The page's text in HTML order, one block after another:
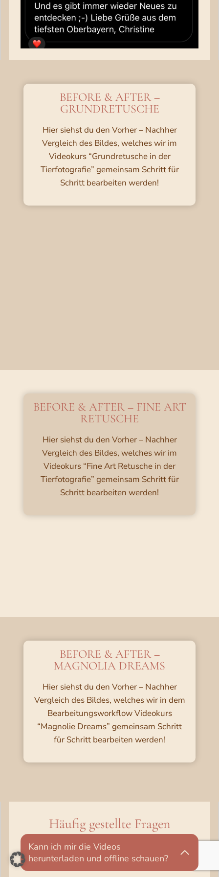
BEFORE & AFTER –
GRUNDRETUSCHE
Hier siehst du den Vorher – Nachher
Vergleich des Bildes, welches wir im
Videokurs “Grundretusche in der
Tierfotografie” gemeinsam Schritt für
Schritt bearbeiten werden!
BEFORE & AFTER – FINE ART
RETUSCHE
Hier siehst du den Vorher – Nachher
Vergleich des Bildes, welches wir im
Videokurs “Fine Art Retusche in der
Tierfotografie” gemeinsam Schritt für
Schritt bearbeiten werden!
BEFORE & AFTER –
MAGNOLIA DREAMS
Hier siehst du den Vorher – Nachher
Vergleich des Bildes, welches wir in dem
Bearbeitungsworkflow Videokurs
“Magnolie Dreams” gemeinsam Schritt
für Schritt bearbeiten werden!
Häufig gestellte Fragen
Kann ich mir die Videos
herunterladen und offline schauen?